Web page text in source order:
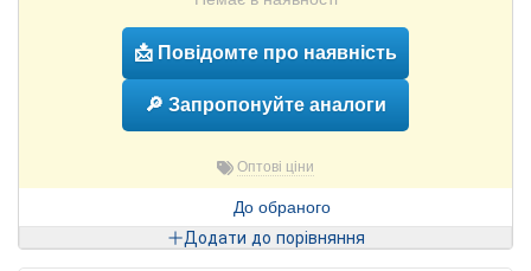
📩 Повідомте про наявність
🔎 Запропонуйте аналоги
Оптові ціни
До обраного
Додати до порівняння